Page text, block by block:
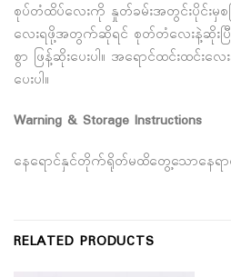
စုပ်တံထိပ်လေးကို နှုတ်ခမ်းအတွင်းပိုင်းမှစပြီ
လေးရဖို့အတွက်ဆိုရင် စုတ်တံလေးနဲ့ဆိုးပ
စွာ ဖြန့်ဆိုးပေးပါ။ အရောင်ထင်းထင်းလ
ပေးပါ။
Warning & Storage Instructions
နေရောင်နှင်တိုက်ရိုတ်မထိတွေ့သောနေရ
RELATED PRODUCTS